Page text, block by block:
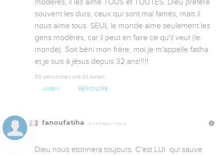
modérés, il les aime TOUS et TOUTES. Dieu préfère
souvent les durs, ceux qui sont mal famés, mais il
nous aime tous. SEUL le monde aime seulement les
gens modérés, car il peut en faire ce qu'il veut (le
monde). Soit béni mon frère, moi je m'appelle fatiha
et je suis à jésus depuis 32 ans!!!!!
55 personnes ont dit Amen
AMEN RÉPONDRE
fanoufatiha Il y a 11 ans, 1 mois
Dieu nous étonnera toujours. C'est LUI  qui sauve